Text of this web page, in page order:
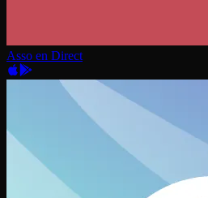
Asso en Direct